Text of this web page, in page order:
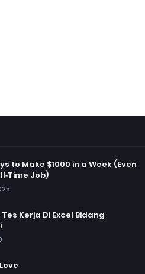
to Make $1000 in a Week (Even
Job)
Kerja Di Excel Bidang